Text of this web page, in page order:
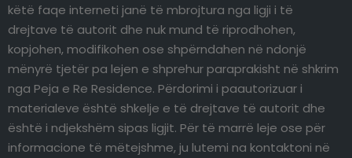
këtë faqe interneti janë të mbrojtura nga ligji i të
drejtave të autorit dhe nuk mund të riprodhohen,
kopjohen, modifikohen ose shpërndahen në ndonjë
mënyrë tjetër pa lejen e shprehur paraprakisht në shkrim
nga Peja e Re Residence. Përdorimi i paautorizuar i
materialeve është shkelje e të drejtave të autorit dhe
është i ndjekshëm sipas ligjit. Për të marrë leje ose për
informacione të mëtejshme, ju lutemi na kontaktoni në